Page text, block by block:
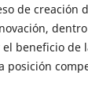
de creación
beneficio de
posición